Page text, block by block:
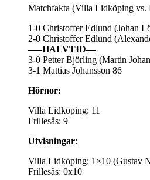
Matchfakta (Villa Lidköping vs.
1-0 Christoffer Edlund (Johan
2-0 Christoffer Edlund
—–HALVTID—
3-0 Petter Björling (Martin
3-1 Mattias Johansson 86
Hörnor:
Villa Lidköping: 11
Frillesås: 9
Utvisningar:
Villa Lidköping: 1×10 (Gustav
Frillesås: 0x10